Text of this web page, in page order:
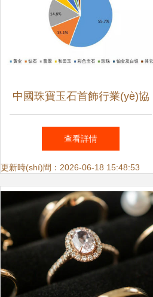
中國珠寶玉石首飾行業(yè)協
(xié)會(huì) 引領(lǐng)珠寶首
飾零售行業(yè)健康發(fā)展的
中堅(jiān)力量
查看詳情
更新時(shí)間：2026-06-18 15:48:53